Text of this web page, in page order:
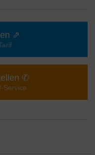
⇗
✆
Service